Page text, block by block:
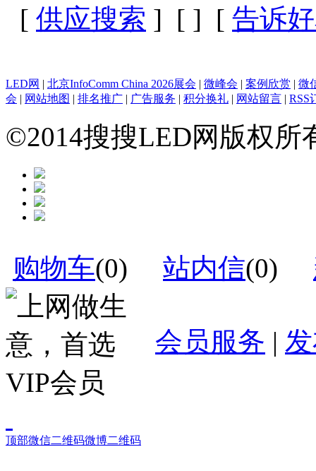
[ 供应搜索 ] [ ] [ 告诉
LED网 北京InfoComm China 2026展会 微峰会 案例欣赏
微
会
网站地图 排名推广 广告服务 积分换礼 网站留言 RSS
©2014搜搜LED网版权
购物车(0) 站内信(0)
会员服务 |
顶部微信二维码微博二维码